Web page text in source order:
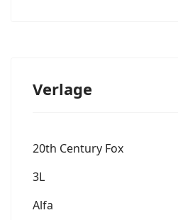
Verlage
20th Century Fox
3L
Alfa